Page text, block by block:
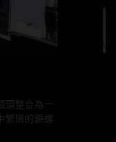
頭整合為一
繁瑣的鎖螺